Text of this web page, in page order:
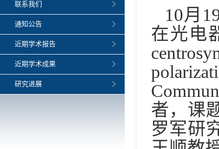
联系我们
通知公告
近期学术报告
近期学术成果
研究进展
10月
在光电
者，课
罗军研